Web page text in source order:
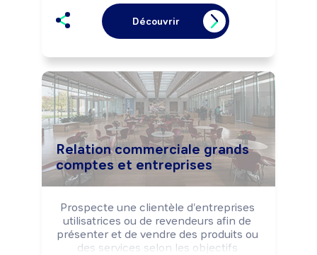
Découvrir
Relation commerciale grands
comptes et entreprises
Prospecte une clientèle d'entreprises
utilisatrices ou de revendeurs afin de
présenter et de vendre des produits ou
des services selon les objectifs